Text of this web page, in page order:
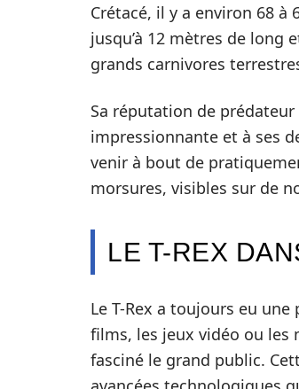
Crétacé, il y a environ 68 à
jusqu’à 12 mètres de long
grands carnivores
Sa réputation de prédateur
impressionnante et à ses
venir à bout de
morsures, visibles sur de
LE T-REX
Le T-Rex a toujours eu
films, les jeux vidéo ou les
fasciné le grand public.